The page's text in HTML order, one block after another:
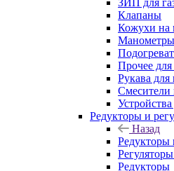
ЗИП для
Клапаны
Кожухи на
Манометры
Прочее для
Рукава для
Смесители
Редукторы и
Назад
Редукторы
Регуляторы
Редукторы